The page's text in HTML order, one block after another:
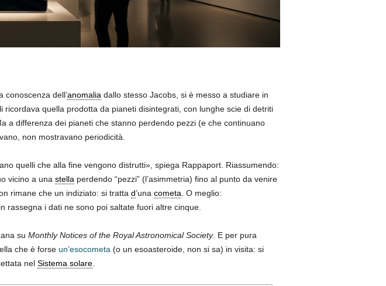
conoscenza dell’anomalia dallo stesso Jacobs, si è messo a studiare in
ricordava quella prodotta da pianeti disintegrati, con lunghe scie di detriti
a differenza dei pianeti che stanno perdendo pezzi (e che continuano
non mostravano periodicità.
quelli che alla fine vengono distrutti», spiega Rappaport. Riassumendo:
vicino a una stella perdendo “pezzi” (l’asimmetria) fino al punto da venire
rimane che un indiziato: si tratta d’una cometa . O meglio:
rassegna i dati ne sono poi saltate fuori altre cinque.
su Monthly Notices of the Royal Astronomical Society. E per pura
che è forse un’esocometa (o un esoasteroide, non si sa) in visita: si
nel Sistema solare.